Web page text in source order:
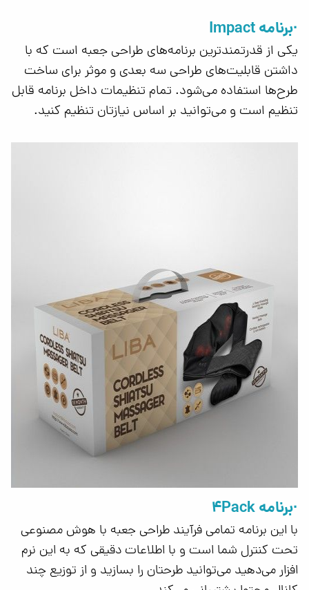
·برنامه Impact
یکی از قدرتمندترین برنامه‌های طراحی جعبه است که با
داشتن قابلیت‌های طراحی سه بعدی و موثر برای ساخت
طرح‌ها استفاده می‌شود. تمام تنظیمات داخل برنامه قابل
تنظیم است و می‌توانید بر اساس نیازتان تنظیم کنید.
·برنامه 4Pack
با این برنامه تمامی فرآیند طراحی جعبه با هوش مصنوعی
تحت کنترل شما است و با اطلاعات دقیقی که به این نرم
افزار می‌دهید می‌توانید طرحتان را بسازید و از توزیع چند